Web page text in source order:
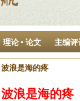
理论 ▪ 论文 主编评
浪是海的疼
浪是海的疼